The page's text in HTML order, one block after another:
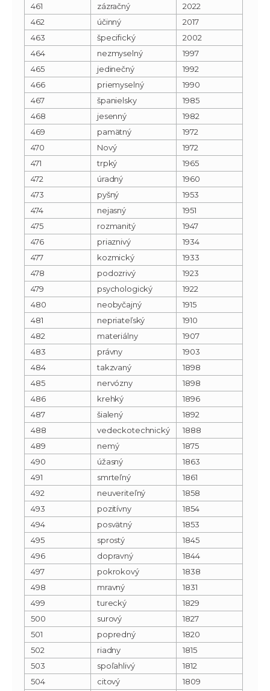
461
zázračný
2022
462
účinný
2017
463
špecifický
2002
464
nezmyselný
1997
465
jedinečný
1992
466
priemyselný
1990
467
španielsky
1985
468
jesenný
1982
469
pamätný
1972
470
Nový
1972
471
trpký
1965
472
úradný
1960
473
pyšný
1953
474
nejasný
1951
475
rozmanitý
1947
476
priaznivý
1934
477
kozmický
1933
478
podozrivý
1923
479
psychologický
1922
480
neobyčajný
1915
481
nepriateľský
1910
482
materiálny
1907
483
právny
1903
484
takzvaný
1898
485
nervózny
1898
486
krehký
1896
487
šialený
1892
488
vedeckotechnický
1888
489
nemý
1875
490
úžasný
1863
491
smrteľný
1861
492
neuveriteľný
1858
493
pozitívny
1854
494
posvätný
1853
495
sprostý
1845
496
dopravný
1844
497
pokrokový
1838
498
mravný
1831
499
turecký
1829
500
surový
1827
501
popredný
1820
502
riadny
1815
503
spoľahlivý
1812
504
citový
1809